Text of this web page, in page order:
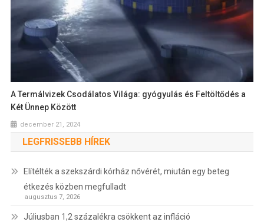
A Termálvizek Csodálatos Világa: gyógyulás és Feltöltődés a
Két Ünnep Között
december 21, 2024
LEGFRISSEBB HÍREK
Elítélték a szekszárdi kórház nővérét, miután egy beteg
étkezés közben megfulladt
augusztus 7, 2026
Júliusban 1,2 százalékra csökkent az infláció